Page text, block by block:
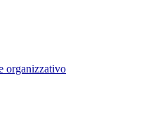
organizzativo